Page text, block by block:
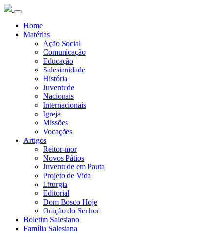
Home
Matérias
Ação Social
Comunicação
Educação
Salesianidade
História
Juventude
Nacionais
Internacionais
Igreja
Missões
Vocações
Artigos
Reitor-mor
Novos Pátios
Juventude em Pauta
Projeto de Vida
Liturgia
Editorial
Dom Bosco Hoje
Oração do Senhor
Boletim Salesiano
Família Salesiana